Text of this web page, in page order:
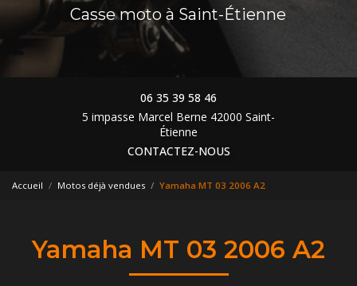
Casse moto à Saint-Étienne
06 35 39 58 46
5 impasse Marcel Berne 42000 Saint-
Étienne
CONTACTEZ-NOUS
Accueil Motos déjà vendues Yamaha MT 03 2006 A2
Yamaha MT 03 2006 A2